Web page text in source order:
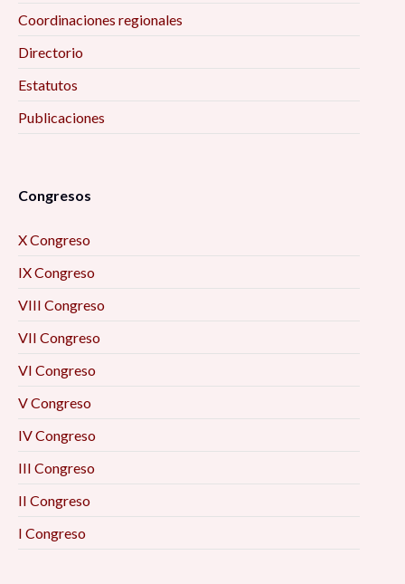
Coordinaciones regionales
Directorio
Estatutos
Publicaciones
Congresos
X Congreso
IX Congreso
VIII Congreso
VII Congreso
VI Congreso
V Congreso
IV Congreso
III Congreso
II Congreso
I Congreso